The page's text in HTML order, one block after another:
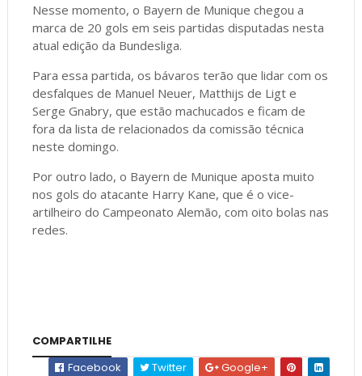
Nesse momento, o Bayern de Munique chegou a
marca de 20 gols em seis partidas disputadas nesta
atual edição da Bundesliga.
Para essa partida, os bávaros terão que lidar com os
desfalques de Manuel Neuer, Matthijs de Ligt e
Serge Gnabry, que estão machucados e ficam de
fora da lista de relacionados da comissão técnica
neste domingo.
Por outro lado, o Bayern de Munique aposta muito
nos gols do atacante Harry Kane, que é o vice-
artilheiro do Campeonato Alemão, com oito bolas nas
redes.
COMPARTILHE
Facebook
Twitter Google+